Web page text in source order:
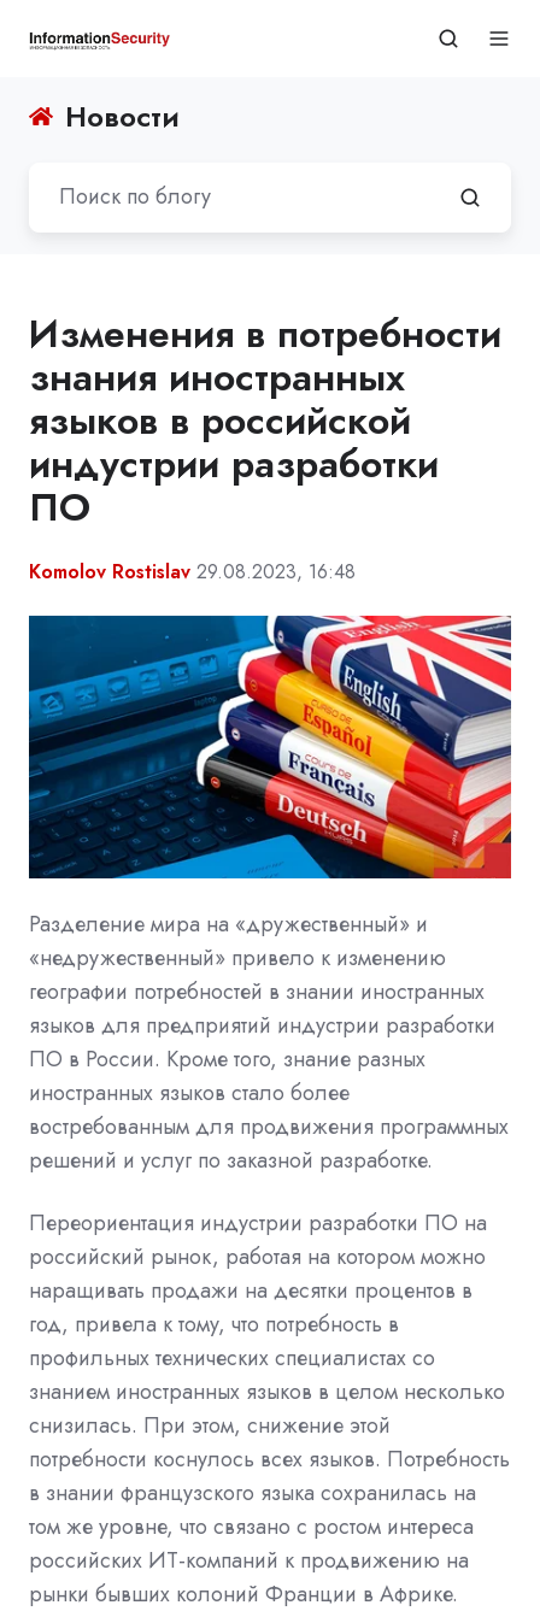
Новости
Изменения в потребности
знания иностранных
языков в российской
индустрии разработки
ПО
Komolov Rostislav 29.08.2023, 16:48
Разделение мира на «дружественный» и
«недружественный» привело к изменению
географии потребностей в знании иностранных
языков для предприятий индустрии разработки
ПО в России. Кроме того, знание разных
иностранных языков стало более
востребованным для продвижения программных
решений и услуг по заказной разработке.
Переориентация индустрии разработки ПО на
российский рынок, работая на котором можно
наращивать продажи на десятки процентов в
год, привела к тому, что потребность в
профильных технических специалистах со
знанием иностранных языков в целом несколько
снизилась. При этом, снижение этой
потребности коснулось всех языков. Потребность
в знании французского языка сохранилась на
том же уровне, что связано с ростом интереса
российских ИТ-компаний к продвижению на
рынки бывших колоний Франции в Африке.